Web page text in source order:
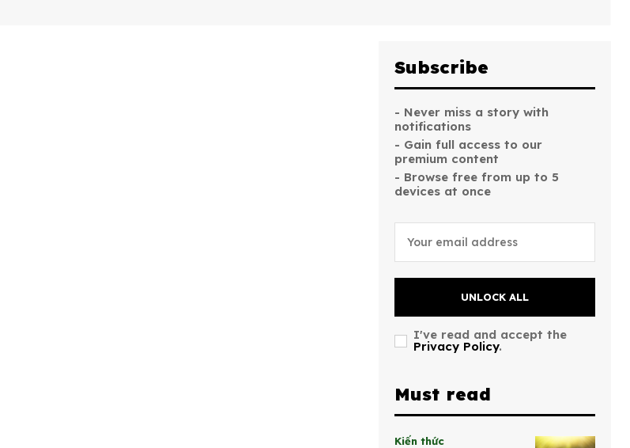
Subscribe
- Never miss a story with
notifications
- Gain full access to our
premium content
- Browse free from up to 5
devices at once
UNLOCK ALL
I've read and accept the
Privacy Policy.
Must read
Kiến thức